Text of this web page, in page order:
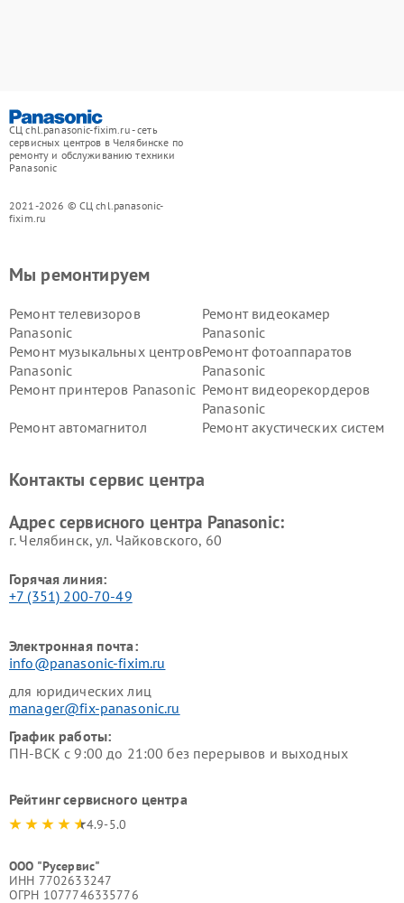
СЦ chl.panasonic-fixim.ru - сеть
сервисных центров в Челябинске по
ремонту и обслуживанию техники
Panasonic
2021-2026 © СЦ chl.panasonic-
fixim.ru
Мы ремонтируем
Ремонт телевизоров
Panasonic
Ремонт видеокамер
Panasonic
Ремонт музыкальных центров
Panasonic
Ремонт фотоаппаратов
Panasonic
Ремонт принтеров Panasonic Ремонт видеорекордеров
Panasonic
Ремонт автомагнитол
Ремонт акустических систем
панелей Panasonic
Контакты сервис центра
Адрес сервисного центра Panasonic:
г. Челябинск, ул. Чайковского, 60
Горячая линия:
+7 (351) 200-70-49
Электронная почта:
info@panasonic-fixim.ru
для юридических лиц
manager@fix-panasonic.ru
График работы:
ПН-ВСК с 9:00 до 21:00 без перерывов и выходных
Рейтинг сервисного центра
4.9-5.0
ООО "Русервис"
ИНН 7702633247
ОГРН 1077746335776